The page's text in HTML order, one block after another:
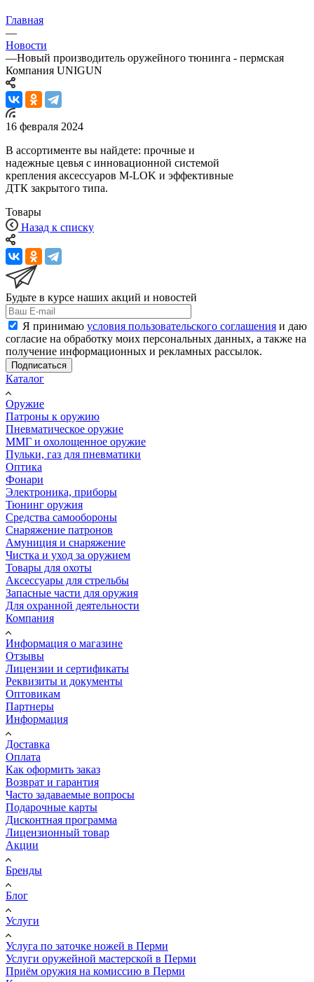
Главная
—
Новости
—Новый производитель оружейного тюнинга - пермская
Компания UNIGUN
16 февраля 2024
В ассортименте вы найдете: прочные и
надежные цевья с инновационной системой
крепления аксессуаров M-LOK и эффективные
ДТК закрытого типа.
Товары
Назад к списку
Будьте в курсе наших акций и новостей
Я принимаю условия пользовательского соглашения и даю
согласие на обработку моих персональных данных, а также на
получение информационных и рекламных рассылок.
Подписаться
Каталог
Оружие
Патроны к оружию
Пневматическое оружие
ММГ и охолощенное оружие
Пульки, газ для пневматики
Оптика
Фонари
Электроника, приборы
Тюнинг оружия
Средства самообороны
Снаряжение патронов
Амуниция и снаряжение
Чистка и уход за оружием
Товары для охоты
Аксессуары для стрельбы
Запасные части для оружия
Для охранной деятельности
Компания
Информация о магазине
Отзывы
Лицензии и сертификаты
Реквизиты и документы
Оптовикам
Партнеры
Информация
Доставка
Оплата
Как оформить заказ
Возврат и гарантия
Часто задаваемые вопросы
Подарочные карты
Дисконтная программа
Лицензионный товар
Акции
Бренды
Блог
Услуги
Услуга по заточке ножей в Перми
Услуги оружейной мастерской в Перми
Приём оружия на комиссию в Перми